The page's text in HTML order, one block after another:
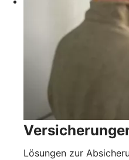
Lösungen zur